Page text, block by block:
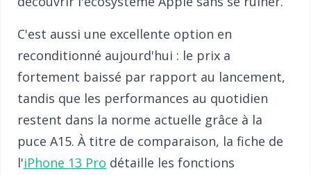
C'est aussi une excellente option en
reconditionné aujourd'hui : le prix a
fortement baissé par rapport au lancement,
tandis que les performances au quotidien
restent dans la norme actuelle grâce à la
puce A15. À titre de comparaison, la fiche de
l'iPhone 13 Pro détaille les fonctions